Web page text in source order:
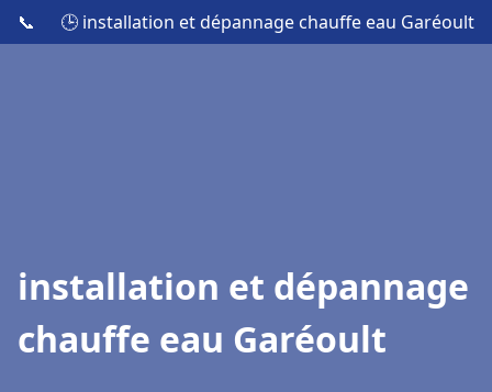
📞 🕒 installation et dépannage chauffe eau Garéoult
installation et dépannage
chauffe eau Garéoult